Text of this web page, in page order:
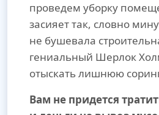
проведем уборку
засияет так, словно
не бушевала
гениальный Шерлок
отыскать лишнюю
Вам не придется